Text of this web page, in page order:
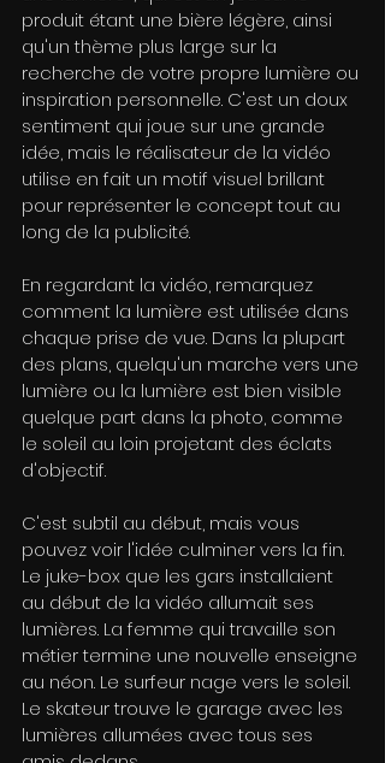
produit étant une bière légère, ainsi
qu'un thème plus large sur la
recherche de votre propre lumière ou
inspiration personnelle. C'est un doux
sentiment qui joue sur une grande
idée, mais le réalisateur de la vidéo
utilise en fait un motif visuel brillant
pour représenter le concept tout au
long de la publicité.
En regardant la vidéo, remarquez
comment la lumière est utilisée dans
chaque prise de vue. Dans la plupart
des plans, quelqu'un marche vers une
lumière ou la lumière est bien visible
quelque part dans la photo, comme
le soleil au loin projetant des éclats
d'objectif.
C'est subtil au début, mais vous
pouvez voir l'idée culminer vers la fin.
Le juke-box que les gars installaient
au début de la vidéo allumait ses
lumières. La femme qui travaille son
métier termine une nouvelle enseigne
au néon. Le surfeur nage vers le soleil.
Le skateur trouve le garage avec les
lumières allumées avec tous ses